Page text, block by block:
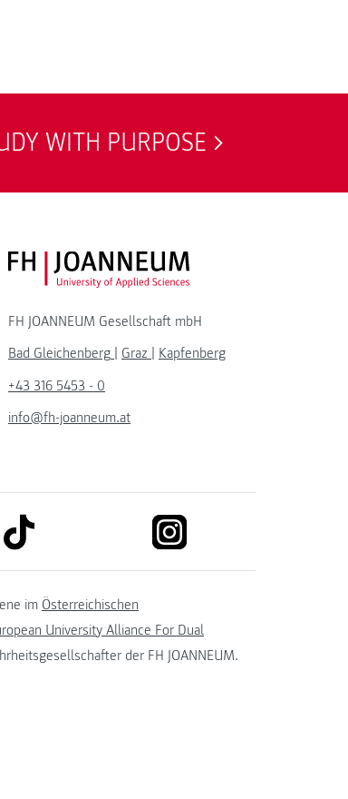
WITH PURPOSE
FH JOANNEUM Logo
FH JOANNEUM Gesellschaft mbH
Bad Gleichenberg
Graz
Kapfenberg
+43 316 5453 - 0
info@fh-joanneum.at
link to tiktok link to instagram
im Österreichischen
University Alliance For Dual
der FH JOANNEUM.